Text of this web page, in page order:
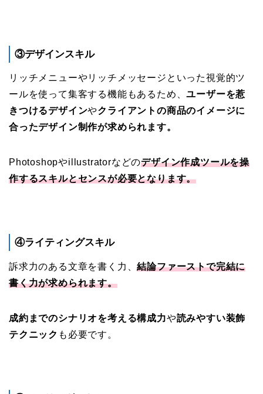
③デザインスキル
リッチメニューやリッチメッセージといった視覚的ツ
ールを使って集客する機能もあるため、ユーザーを惹
きつけるデザインやクライアントの商品のイメージに
合ったデザイン制作が求められます。
Photoshopやillustratorなどのデザイン作成ツールを操
作するスキルとセンスが必要となります。
④ライティングスキル
訴求力のある文章を書く力、結論ファーストで完結に
書く力が求められます。
成約までのシナリオを考える構成力や読みやすい装飾
テクニック も必要です。